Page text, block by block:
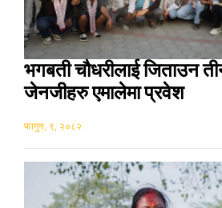
भगबती चौधरीलाई जिताउन
जेनजीहरु एमालेमा प्रवेश
फागुन, ९, २०८२